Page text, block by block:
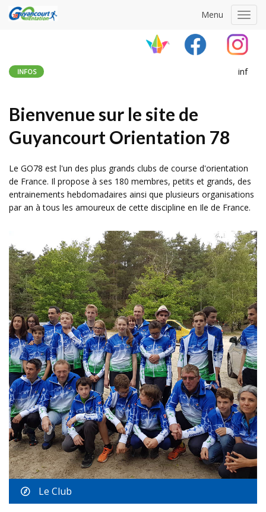
Menu
INFOS :
Bienvenue sur le site de
Guyancourt Orientation 78
Le GO78 est l'un des plus grands clubs de course d'orientation
de France. Il propose à ses 180 membres, petits et grands, des
entrainements hebdomadaires ainsi que plusieurs organisations
par an à tous les amoureux de cette discipline en Ile de France.
Le Club